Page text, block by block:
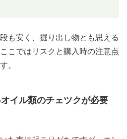
も安く、掘り出し物とも思える
こではリスクと購入時の注意点
。
イル類のチェツクが必要